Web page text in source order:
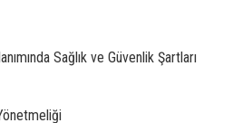
Sağlık ve Güvenlik Şartları